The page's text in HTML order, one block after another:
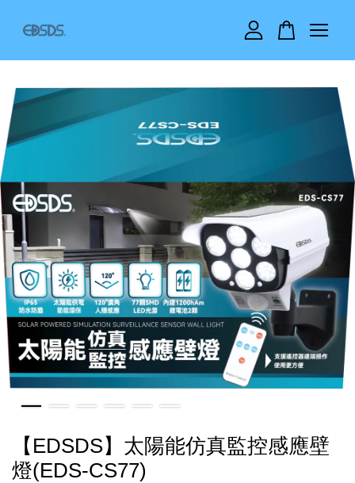
【EDSDS】太陽能仿真監控感應壁
燈(EDS-CS77)
您的購物車目前還是空的。
繼續購物